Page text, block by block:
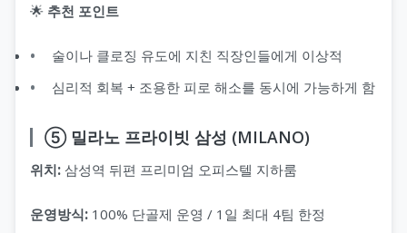
🌟 추천 포인트
술이나 클로징 유도에 지친 직장인들에게 이상적
심리적 회복 + 조용한 피로 해소를 동시에 가능하게 함
⑤ 밀라노 프라이빗 삼성 (MILANO)
위치: 삼성역 뒤편 프리미엄 오피스텔 지하룸
운영방식: 100% 단골제 운영 / 1일 최대 4팀 한정